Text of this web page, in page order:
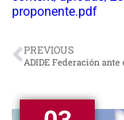
proponente.pdf
PREVIOUS